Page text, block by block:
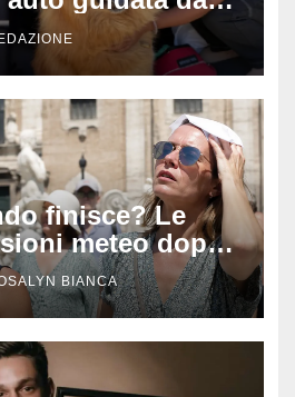
4 e 6 anni: l’ex
lotta tra la
finisce? Le
meteo dopo
quando
la svolta
BIANCA